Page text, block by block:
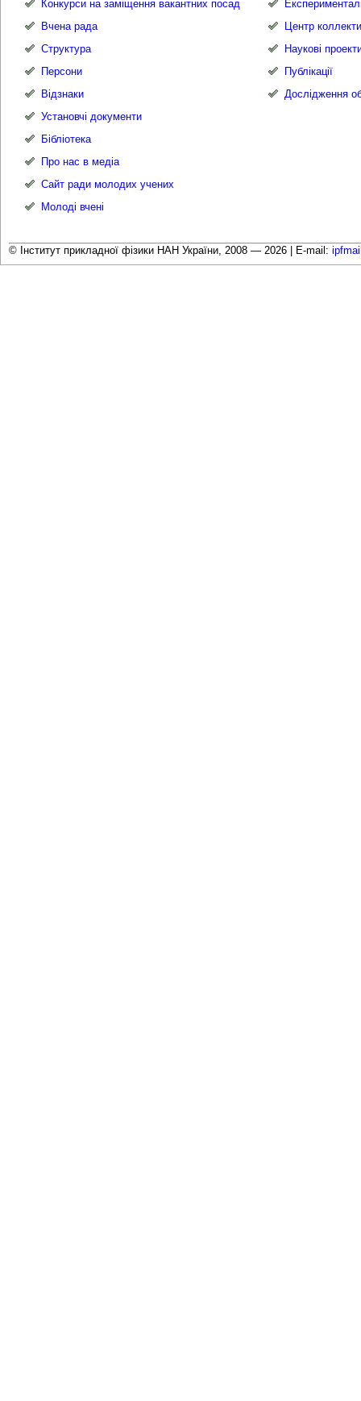
Конкурси на заміщення вакантних посад
Вчена рада
Структура
Персони
Відзнаки
Установчі документи
Бібліотека
Про нас в медіа
Сайт ради молодих учених
Молоді вчені
Центр
Наукові
Публікації
Дослідження
© Інститут прикладної фізики НАН України, 2008 — 2026 | E-mail: